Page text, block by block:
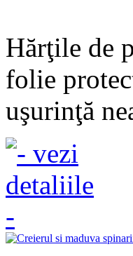
Hărţile de
folie
uşurinţă